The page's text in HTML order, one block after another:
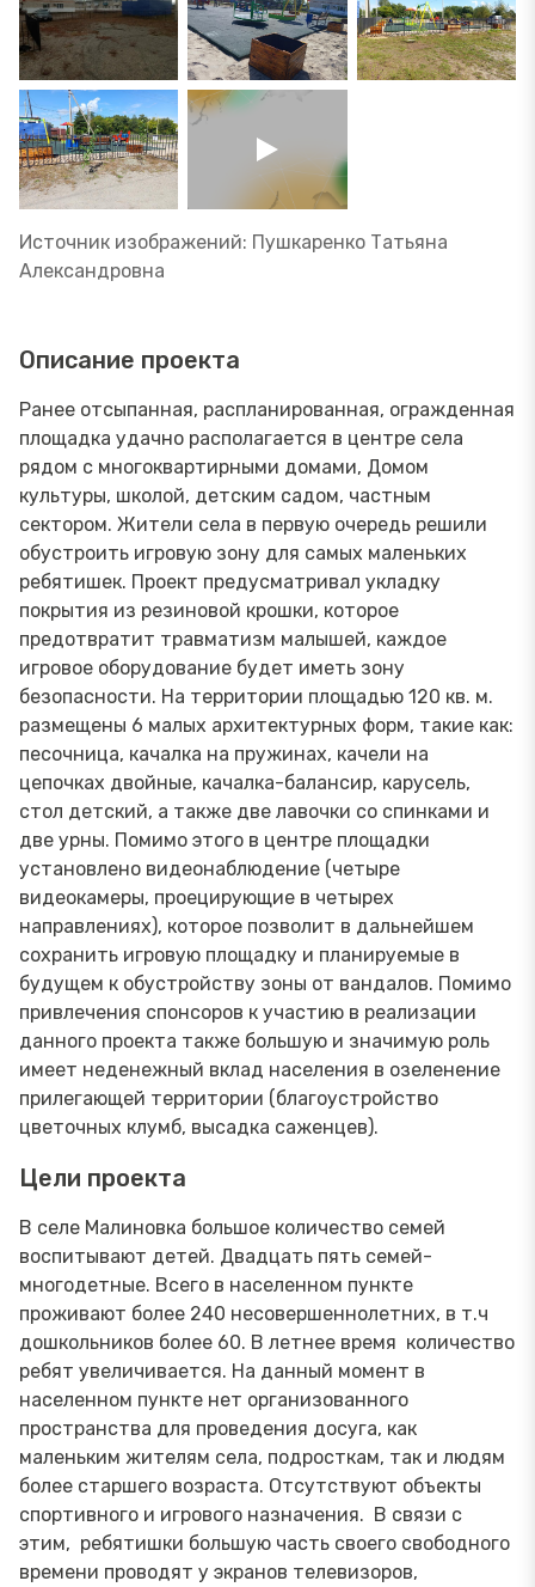
Источник изображений: Пушкаренко Татьяна
Александровна
Описание проекта
Ранее отсыпанная, распланированная, огражденная
площадка удачно располагается в центре села
рядом с многоквартирными домами, Домом
культуры, школой, детским садом, частным
сектором. Жители села в первую очередь решили
обустроить игровую зону для самых маленьких
ребятишек. Проект предусматривал укладку
покрытия из резиновой крошки, которое
предотвратит травматизм малышей, каждое
игровое оборудование будет иметь зону
безопасности. На территории площадью 120 кв. м.
размещены 6 малых архитектурных форм, такие как:
песочница, качалка на пружинах, качели на
цепочках двойные, качалка-балансир, карусель,
стол детский, а также две лавочки со спинками и
две урны. Помимо этого в центре площадки
установлено видеонаблюдение (четыре
видеокамеры, проецирующие в четырех
направлениях), которое позволит в дальнейшем
сохранить игровую площадку и планируемые в
будущем к обустройству зоны от вандалов. Помимо
привлечения спонсоров к участию в реализации
данного проекта также большую и значимую роль
имеет неденежный вклад населения в озеленение
прилегающей территории (благоустройство
цветочных клумб, высадка саженцев).
Цели проекта
В селе Малиновка большое количество семей
воспитывают детей. Двадцать пять семей-
многодетные. Всего в населенном пункте
проживают более 240 несовершеннолетних, в т.ч
дошкольников более 60. В летнее время количество
ребят увеличивается. На данный момент в
населенном пункте нет организованного
пространства для проведения досуга, как
маленьким жителям села, подросткам, так и людям
более старшего возраста. Отсутствуют объекты
спортивного и игрового назначения. В связи с
этим, ребятишки большую часть своего свободного
времени проводят у экранов телевизоров,